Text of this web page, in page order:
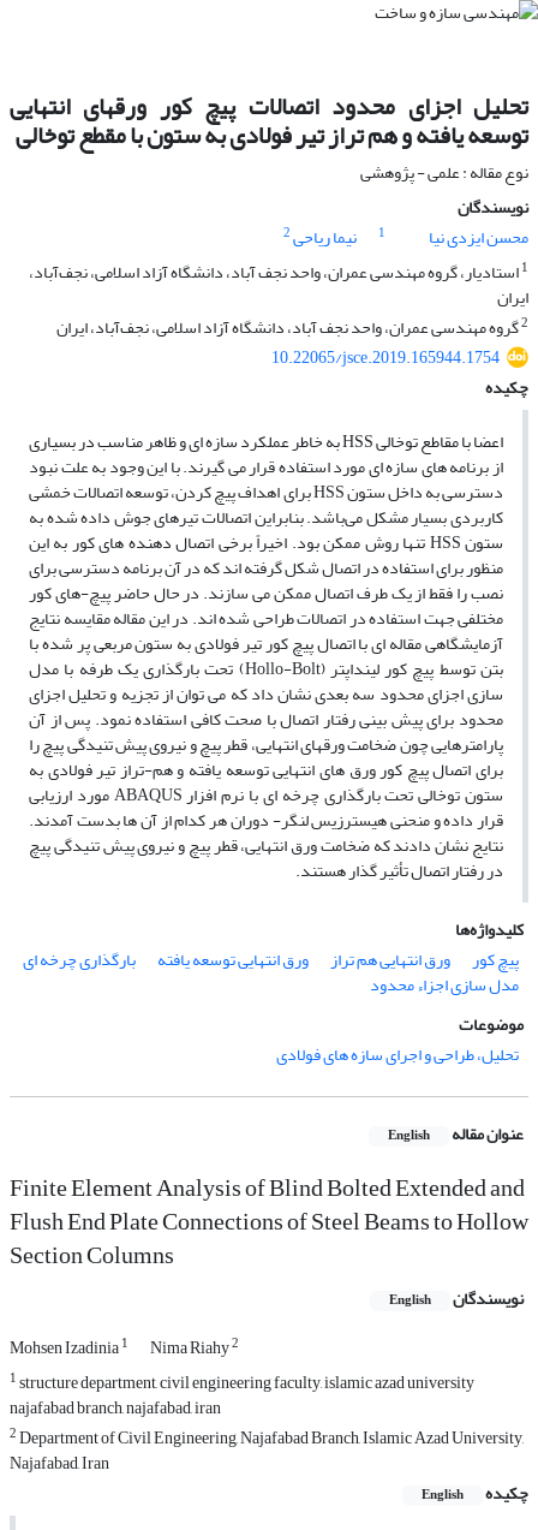
تحلیل اجزای محدود اتصالات پیچ کور ورقهای انتهایی
توسعه یافته و هم تراز تیر فولادی به ستون با مقطع توخالی
نوع مقاله : علمی - پژوهشی
نویسندگان
محسن ایزدی نیا
1 نیما ریاحی2
1استادیار، گروه مهندسی عمران، واحد نجف آباد، دانشگاه آزاد اسلامی، نجف‌آباد،
ایران
2گروه مهندسی عمران، واحد نجف آباد، دانشگاه آزاد اسلامی، نجف‌آباد، ایران
10.22065/jsce.2019.165944.1754
چکیده
اعضا با مقاطع توخالی HSS به خاطر عملکرد سازه ای و ظاهر مناسب در بسیاری
از برنامه های سازه ای مورد استفاده قرار می گیرند. با این وجود به علت نبود
دسترسی به داخل ستون HSS برای اهداف پیچ کردن، توسعه اتصالات خمشی
کاربردی بسیار مشکل می‌باشد. بنابراین اتصالات تیرهای جوش داده شده به
ستون HSS تنها روش ممکن بود. اخیراً برخی اتصال دهنده های کور به این
منظور برای استفاده در اتصال شکل گرفته اند که در آن برنامه دسترسی برای
نصب را فقط از یک طرف اتصال ممکن می سازند. در حال حاضر پیچ-های کور
مختلفی جهت استفاده در اتصالات طراحی شده اند. در این مقاله مقایسه نتایج
آزمایشگاهی مقاله ای با اتصال پیچ کور تیر فولادی به ستون مربعی پر شده با
بتن توسط پیچ کور لینداپتر (Hollo-Bolt) تحت بارگذاری یک طرفه با مدل
سازی اجزای محدود سه بعدی نشان داد که می توان از تجزیه و تحلیل اجزای
محدود برای پیش بینی رفتار اتصال با صحت کافی استفاده نمود. پس از آن
پارامترهایی چون ضخامت ورقهای انتهایی، قطر پیچ و نیروی پیش تنیدگی پیچ را
برای اتصال پیچ کور ورق های انتهایی توسعه یافته و هم-تراز تیر فولادی به
ستون توخالی تحت بارگذاری چرخه ای با نرم افزار ABAQUS مورد ارزیابی
قرار داده و منحنی هیسترزیس لنگر- دوران هر کدام از آن ها بدست آمدند.
نتایج نشان دادند که ضخامت ورق انتهایی، قطر پیچ و نیروی پیش تنیدگی پیچ
در رفتار اتصال تأثیر گذار هستند.
کلیدواژه‌ها
پیچ کور
ورق انتهایی هم تراز ورق انتهایی توسعه یافته بارگذاری چرخه ای
مدل سازی اجزاء محدود
موضوعات
تحلیل، طراحی و اجرای سازه های فولادی
عنوان مقاله English
Finite Element Analysis of Blind Bolted Extended and
Flush End Plate Connections of Steel Beams to Hollow
Section Columns
نویسندگان English
Mohsen Izadinia1 Nima Riahy2
1structure department, civil engineering faculty, islamic azad university
najafabad branch, najafabad, iran
2Department of Civil Engineering, Najafabad Branch, Islamic Azad University,
Najafabad, Iran
چکیده
English